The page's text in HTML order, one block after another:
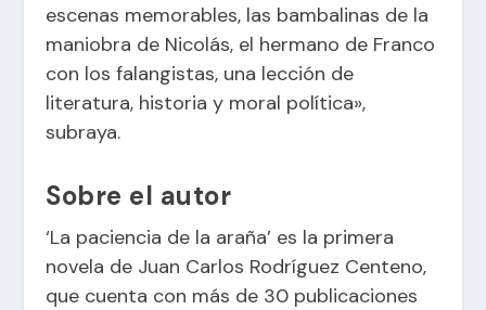
escenas memorables, las bambalinas de la
maniobra de Nicolás, el hermano de Franco
con los falangistas, una lección de
literatura, historia y moral política»,
subraya.
Sobre el autor
‘La paciencia de la araña’ es la primera
novela de Juan Carlos Rodríguez Centeno,
que cuenta con más de 30 publicaciones